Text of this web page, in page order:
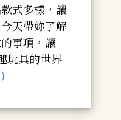
式多樣，讓
天帶妳了解
事項，讓
玩具的世界